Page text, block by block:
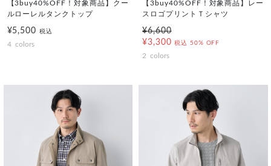
【3buy40%OFF！対象商品】クー
ルローレルタンクトップ
¥5,500税込
4 colors
【3buy40%OFF！対象商品】レー
スロゴプリントＴシャツ
¥6,600
¥3,300 税込 50% OFF
2 colors